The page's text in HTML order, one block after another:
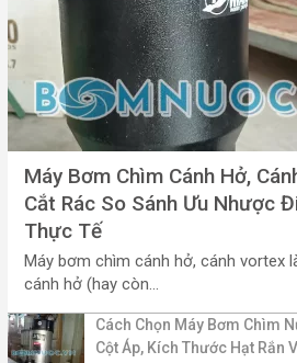
Máy Bơm Chìm Cánh Hở,
Cắt Rác So Sánh Ưu Nhược
Thực Tế
Máy bơm chìm cánh hở, cánh vortex
cánh hở (hay còn...
Cách Chọn Máy Bơm Chìm
Cột Áp, Kích Thước Hạt Rắn